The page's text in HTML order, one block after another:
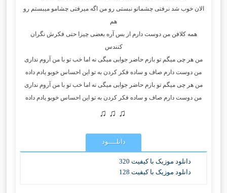
الان خوب شد نرفتی چشماتو نبستی رو من اگه میرفتی چشامو میبستم رو
هم
همه کلافن من دوست دارم از بس آره بعضی‌ چیزا حتی فکرش نگران
کنندس
من هر چی‌ میگم تو بازم حاضر جوابی‌ میگی‌ نه اما خب تو با من آروم نداری
من دوست دارم صاف و ساده فکر کردن به تو این احساس خوبو یادم داده
من هر چی‌ میگم تو بازم حاضر جوابی‌ میگی‌ نه اما خب تو با من آروم نداری
من دوست دارم صاف و ساده فکر کردن به تو این احساس خوبو یادم داده
♫ ♫ ♫
دانلــــود
دانلود موزیک با کیفیت 320
دانلود موزیک با کیفیت 128